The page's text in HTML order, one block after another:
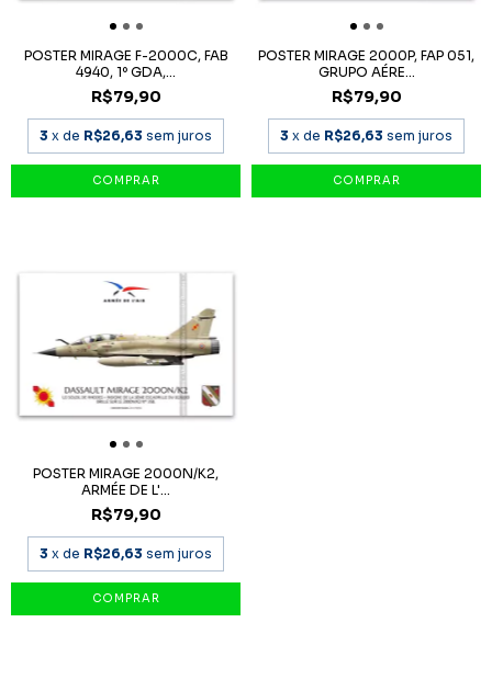
POSTER MIRAGE F-2000C, FAB
4940, 1º GDA,...
R$79,90
3 x de R$26,63 sem juros
POSTER MIRAGE 2000P, FAP 051,
GRUPO AÉRE...
R$79,90
3 x de R$26,63 sem juros
POSTER MIRAGE 2000N/K2,
ARMÉE DE L'...
R$79,90
3 x de R$26,63 sem juros